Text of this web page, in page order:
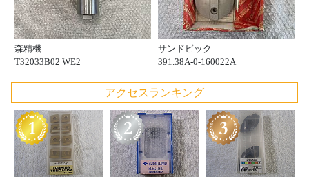
森精機
T32033B02 WE2
サンドビック
391.38A-0-160022A
アクセスランキング